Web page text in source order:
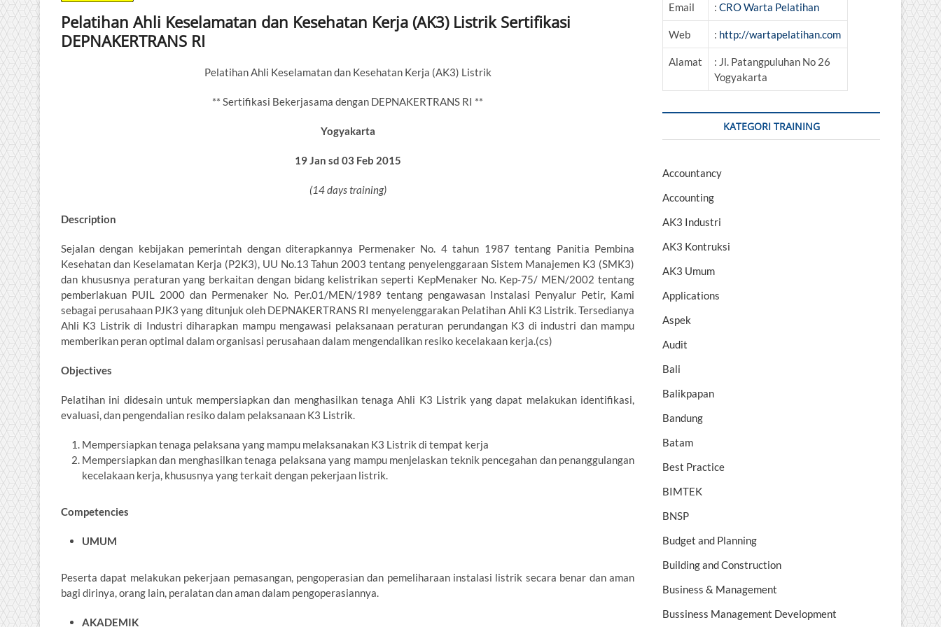
Pelatihan Ahli Keselamatan dan Kesehatan Kerja (AK3) Listrik Sertifikasi
DEPNAKERTRANS RI
Pelatihan Ahli Keselamatan dan Kesehatan Kerja (AK3) Listrik
** Sertifikasi Bekerjasama dengan DEPNAKERTRANS RI **
Yogyakarta
19 Jan sd 03 Feb 2015
(14 days training)
Description
Sejalan dengan kebijakan pemerintah dengan diterapkannya Permenaker No. 4 tahun 1987 tentang Panitia Pembina
Kesehatan dan Keselamatan Kerja (P2K3), UU No.13 Tahun 2003 tentang penyelenggaraan Sistem Manajemen K3 (SMK3)
dan khususnya peraturan yang berkaitan dengan bidang kelistrikan seperti KepMenaker No. Kep-75/ MEN/2002 tentang
pemberlakuan PUIL 2000 dan Permenaker No. Per.01/MEN/1989 tentang pengawasan Instalasi Penyalur Petir, Kami
sebagai perusahaan PJK3 yang ditunjuk oleh DEPNAKERTRANS RI menyelenggarakan Pelatihan Ahli K3 Listrik. Tersedianya
Ahli K3 Listrik di Industri diharapkan mampu mengawasi pelaksanaan peraturan perundangan K3 di industri dan mampu
memberikan peran optimal dalam organisasi perusahaan dalam mengendalikan resiko kecelakaan kerja.(cs)
Objectives
Pelatihan ini didesain untuk mempersiapkan dan menghasilkan tenaga Ahli K3 Listrik yang dapat melakukan identifikasi,
evaluasi, dan pengendalian resiko dalam pelaksanaan K3 Listrik.
Mempersiapkan tenaga pelaksana yang mampu melaksanakan K3 Listrik di tempat kerja
Mempersiapkan dan menghasilkan tenaga pelaksana yang mampu menjelaskan teknik pencegahan dan penanggulangan
kecelakaan kerja, khususnya yang terkait dengan pekerjaan listrik.
Competencies
UMUM
Peserta dapat melakukan pekerjaan pemasangan, pengoperasian dan pemeliharaan instalasi listrik secara benar dan aman
bagi dirinya, orang lain, peralatan dan aman dalam pengoperasiannya.
AKADEMIK
Email : CRO Warta Pelatihan
Web : http://wartapelatihan.com
Alamat
: Jl. Patangpuluhan No 26
Yogyakarta
KATEGORI TRAINING
Accountancy
Accounting
AK3 Industri
AK3 Kontruksi
AK3 Umum
Applications
Aspek
Audit
Bali
Balikpapan
Bandung
Batam
Best Practice
BIMTEK
BNSP
Budget and Planning
Building and Construction
Business & Management
Bussiness Management Development